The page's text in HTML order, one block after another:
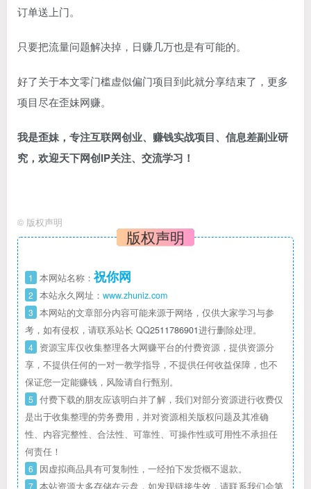
订单送上门。
只要把流量问题解决掉，日赚几万也是有可能的。
好了关于本文零门槛虚似偏门项目到此就分享结束了，更多
项目尽在歪妹网赚。
我是歪妹，专注互联网创业、赚钱实战项目、信息差副业研
究，欢迎天下网创IP关注、交流学习！
© 版权声明
版权声明
1 本网站名称： 祝你网
2 本站永久网址： www.zhuniz.com
3 本网站的文章部分内容可能来源于网络，仅供大家学习与参
考，如有侵权，请联系站长 QQ2511786901进行删除处理。
4 资源宝库仅收集整理各大网赚平台的付费资源，提供资源分
享，不提供任何的一对一教学指导，不提供任何收益保障，也不
保证您一定能赚钱，风险请自行甄别。
5 付费下载的朋友应该明白并了解，我们对部分资源进行收费仅
是出于收集整理的劳务费用，并对资源相关版权问题及其准确
性、内容完整性、合法性、可靠性、可操作性或可用性不承担任
何责任！
6 因虚拟商品具有可复制性，一经拍下发货概不退款。
7 本站资源大多存储在云盘，如发现链接失效，请联系我们会第